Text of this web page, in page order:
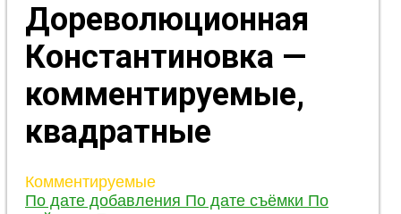
Дореволюционная
Константиновка —
комментируемые,
квадратные
Комментируемые
По дате добавления По дате съёмки По